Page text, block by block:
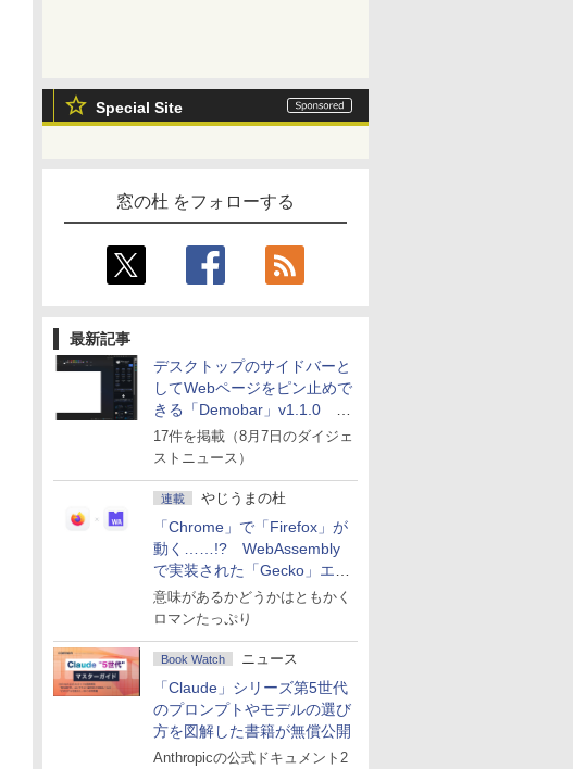
Special Site
窓の杜 をフォローする
最新記事
デスクトップのサイドバーと
してWebページをピン止めで
きる「Demobar」v1.1.0 ほ
か
17件を掲載（8月7日のダイジェ
ストニュース）
連載 やじうまの杜
「Chrome」で「Firefox」が
動く……!? WebAssembly
で実装された「Gecko」エン
ジン
意味があるかどうかはともかく
ロマンたっぷり
Book Watch ニュース
「Claude」シリーズ第5世代
のプロンプトやモデルの選び
方を図解した書籍が無償公開
Anthropicの公式ドキュメント2